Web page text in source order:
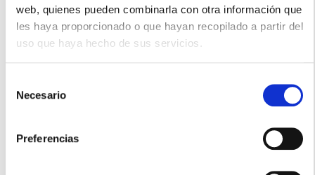
web, quienes pueden combinarla con otra información que
les haya proporcionado o que hayan recopilado a partir del
uso que haya hecho de sus servicios.
Necesario
Preferencias
PLANOS